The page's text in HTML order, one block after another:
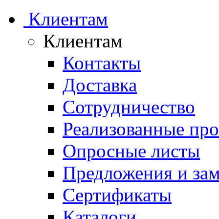
Клиентам
Клиентам
Контакты
Доставка
Сотрудничество
Реализованные
Опросные листы
Предложения и
Сертификаты